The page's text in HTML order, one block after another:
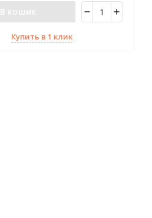
В кошик
Купить в 1 клик